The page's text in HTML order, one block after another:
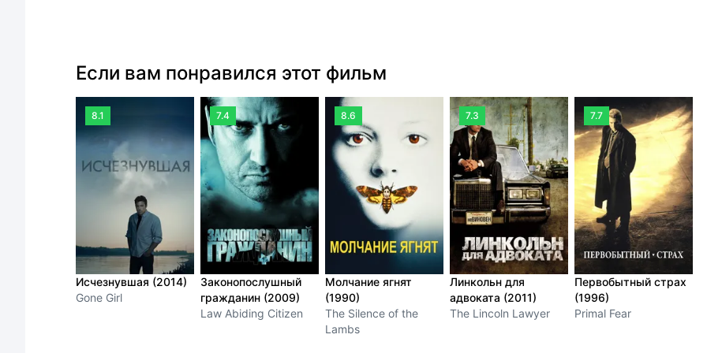
Если вам понравился этот фильм
8.1
Исчезнувшая (2014)
Gone Girl
7.4
Законопослушный
гражданин (2009)
Law Abiding Citizen
8.6
Молчание ягнят
(1990)
The Silence of the
Lambs
7.3
Линкольн для
адвоката (2011)
The Lincoln Lawyer
7.7
Первобытный страх
(1996)
Primal Fear